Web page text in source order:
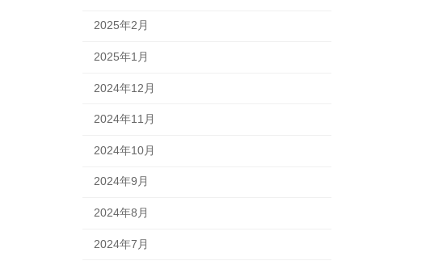
2025年2月
2025年1月
2024年12月
2024年11月
2024年10月
2024年9月
2024年8月
2024年7月